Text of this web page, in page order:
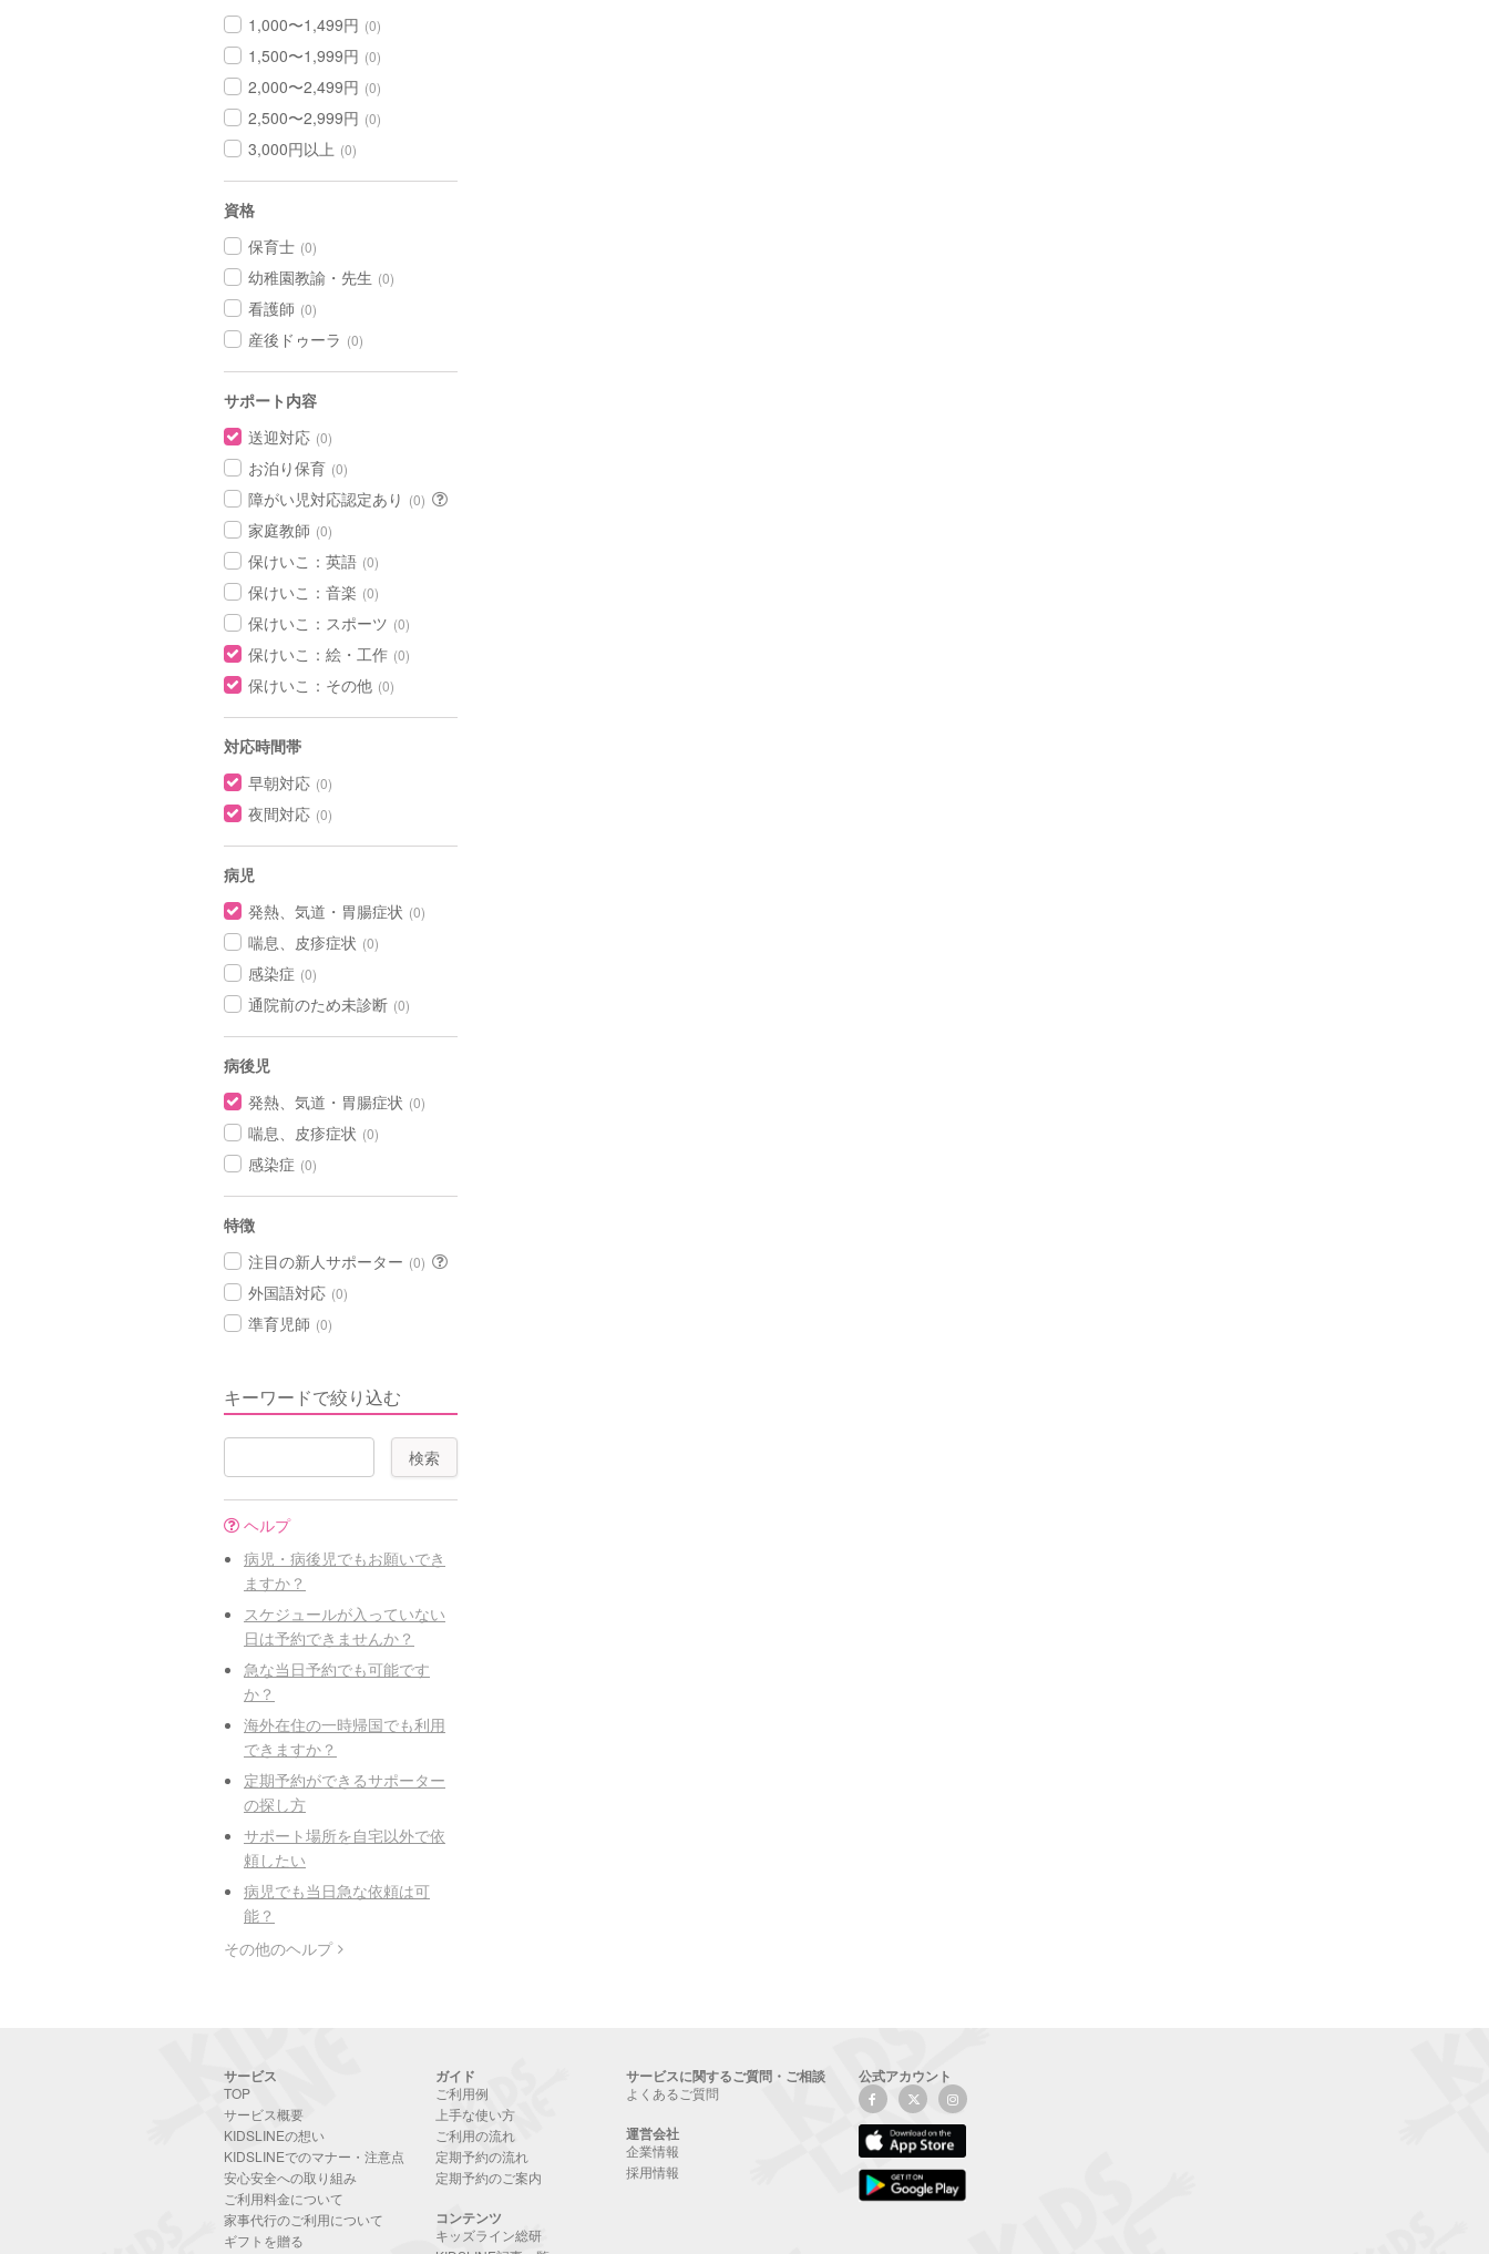
1,000〜1,499円 (0)
1,500〜1,999円 (0)
2,000〜2,499円 (0)
2,500〜2,999円 (0)
3,000円以上 (0)
資格
保育士 (0)
幼稚園教諭・先生 (0)
看護師 (0)
産後ドゥーラ (0)
サポート内容
送迎対応 (0)
お泊り保育 (0)
障がい児対応認定あり (0)
家庭教師 (0)
保けいこ：英語 (0)
保けいこ：音楽 (0)
保けいこ：スポーツ (0)
保けいこ：絵・工作 (0)
保けいこ：その他 (0)
対応時間帯
早朝対応 (0)
夜間対応 (0)
病児
発熱、気道・胃腸症状 (0)
喘息、皮疹症状 (0)
感染症 (0)
通院前のため未診断 (0)
病後児
発熱、気道・胃腸症状 (0)
喘息、皮疹症状 (0)
感染症 (0)
特徴
注目の新人サポーター (0)
外国語対応 (0)
準育児師 (0)
キーワードで絞り込む
ヘルプ
病児・病後児でもお願いでき
ますか？
スケジュールが入っていない
日は予約できませんか？
急な当日予約でも可能です
か？
海外在住の一時帰国でも利用
できますか？
定期予約ができるサポーター
の探し方
サポート場所を自宅以外で依
頼したい
病児でも当日急な依頼は可
能？
その他のヘルプ
サービス
TOP
サービス概要
KIDSLINEの想い
KIDSLINEでのマナー・注意点
安心安全への取り組み
ご利用料金について
家事代行のご利用について
ギフトを贈る
ガイド
ご利用例
上手な使い方
ご利用の流れ
定期予約の流れ
定期予約のご案内
コンテンツ
キッズライン総研
サービスに関するご質問・ご相談
よくあるご質問
運営会社
企業情報
採用情報
公式アカウント